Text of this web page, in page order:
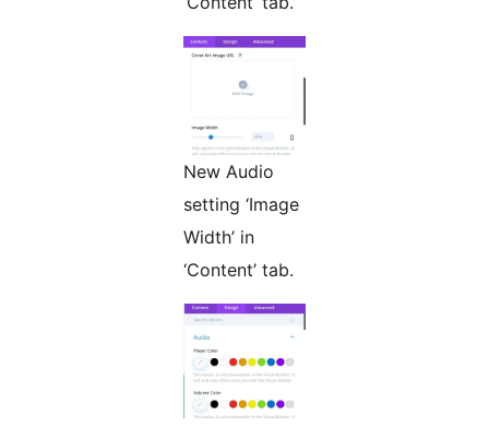
New Audio
setting ‘Image
Width’ in
‘Content’ tab.